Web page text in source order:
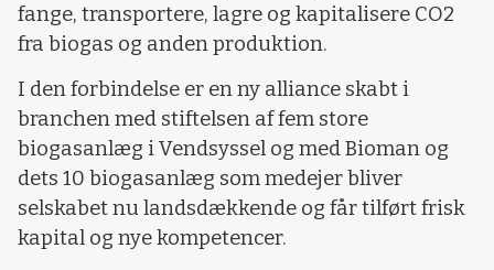
fange, transportere, lagre og kapitalisere CO2
fra biogas og anden produktion.
I den forbindelse er en ny alliance skabt i
branchen med stiftelsen af fem store
biogasanlæg i Vendsyssel og med Bioman og
dets 10 biogasanlæg som medejer bliver
selskabet nu landsdækkende og får tilført frisk
kapital og nye kompetencer.